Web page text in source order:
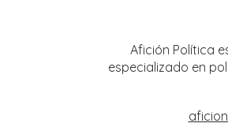
Afición Política
especializado en